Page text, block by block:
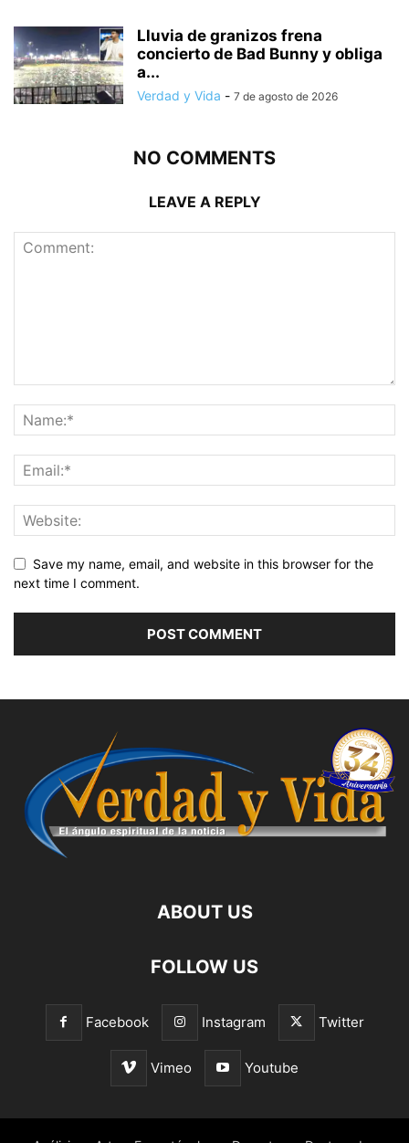
Lluvia de granizos frena
concierto de Bad Bunny y obliga
a...
Verdad y Vida - 7 de agosto de 2026
NO COMMENTS
LEAVE A REPLY
Save my name, email, and website in this browser for the
next time I comment.
ABOUT US
FOLLOW US
Facebook Instagram Twitter
Vimeo Youtube